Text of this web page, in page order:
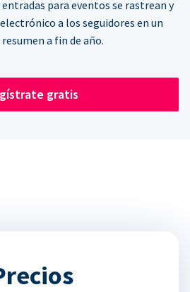
para eventos se rastrean y
a los seguidores en un
a fin de año.
gratis